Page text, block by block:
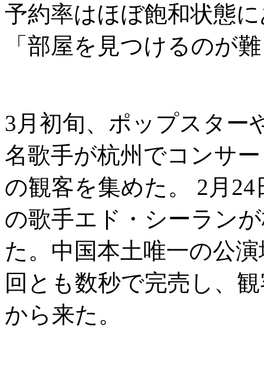
予約率はほぼ飽和状態
「部屋を見つけるのが
3月初旬、ポップスター
名歌手が杭州でコンサ
の観客を集めた。 2月
の歌手エド・シーラン
た。中国本土唯一の公
回とも数秒で完売し、
から来た。